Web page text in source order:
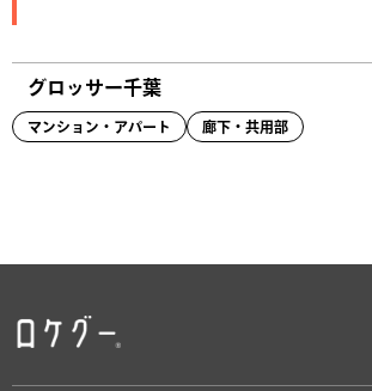
グロッサー千葉
マンション・アパート 廊下・共用部